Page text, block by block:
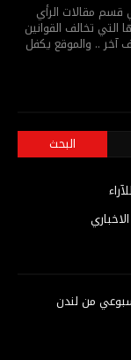
قسم مقالات الرأي
التي تخالف القوانين
آخر .. والموقع يكفل